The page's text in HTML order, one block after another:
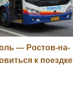
— Ростов-на-
к поездке